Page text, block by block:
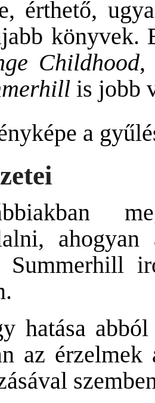
érthető,
könyvek.
Childhood,
is jobb
a
Summerhill
hatása
az